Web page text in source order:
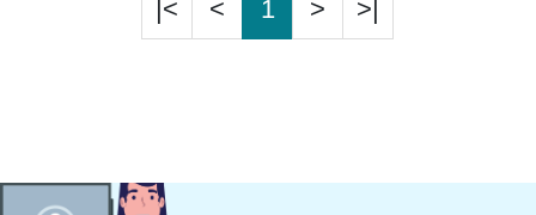
|< < 1 > >|